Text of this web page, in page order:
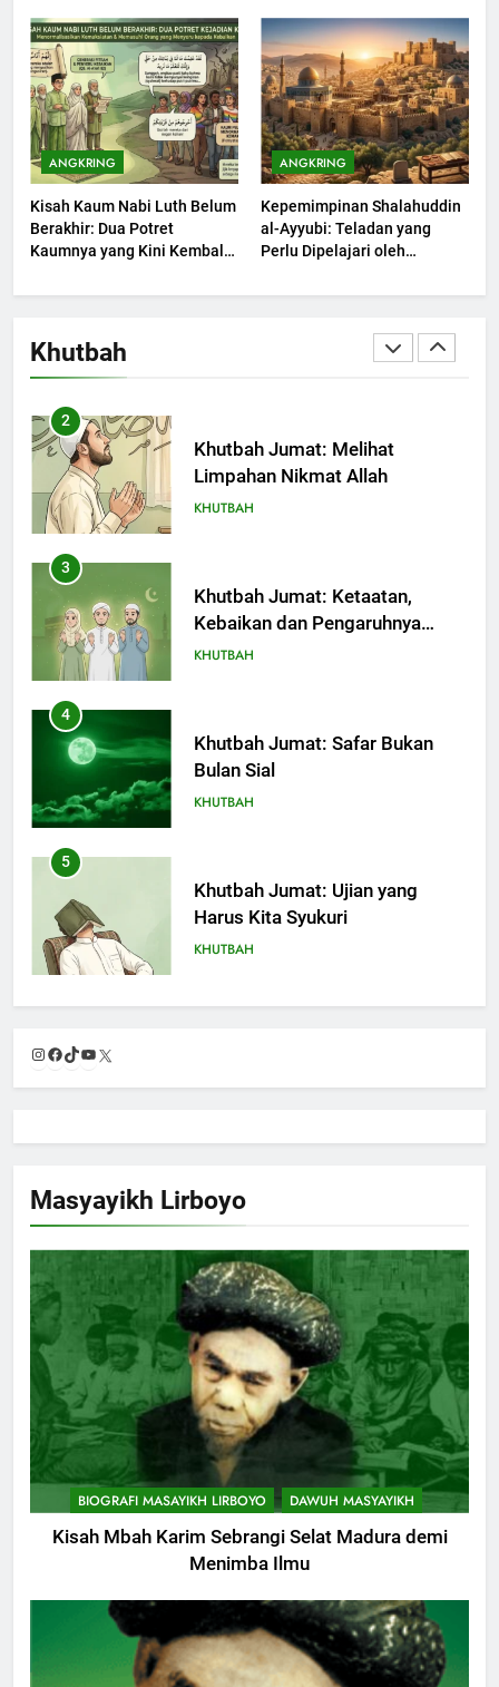
ANGKRING
Kisah Kaum Nabi Luth Belum
Berakhir: Dua Potret
Kaumnya yang Kini Kembali
ANGKRING
Kepemimpinan Shalahuddin
al-Ayyubi: Teladan yang
Perlu Dipelajari oleh
(2)
Khutbah
Bisa Diterima
KHUTBAH
203
Khutbah Jumat: Bulan
Muharram Bulan Bersejarah
KHUTBAH
Khutbah Jumat: Mengapa Orang
Dengki Tak Akan Pernah
2
Khutbah Jumat: Melihat
Limpahan Nikmat Allah
KHUTBAH
3
Khutbah Jumat: Ketaatan,
Kebaikan dan Pengaruhnya
dalam Jiwa Manusia
KHUTBAH
4
Khutbah Jumat: Safar Bukan
Bulan Sial
KHUTBAH
5
Khutbah Jumat: Ujian yang
Harus Kita Syukuri
KHUTBAH
6
Pondok Pesantren Sukses Dunia
Khutbah Jumat: Refleksi dari
Cerita Mimbar Rasulullah
Khutbah Jumat Perihal Bulan
Muharam
KHUTBAH
9
Khutbah Jumat: Mereka yang
Mendapat Predikat Haji Mabrur
KHUTBAH
10
Khutbah Jumat: Hak Penting
Yang Harus Kita Berikan Kepada
Istri
Instagram
Facebook
TikTok
YouTube
Masyayikh Lirboyo
BIOGRAFI MASAYIKH LIRBOYO DAWUH MASYAYIKH
Kisah Mbah Karim Sebrangi Selat Madura demi
Menimba Ilmu